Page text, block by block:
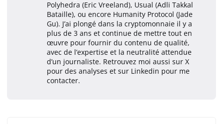
Polyhedra (Eric Vreeland), Usual (Adli Takkal
Bataille), ou encore Humanity Protocol (Jade
Gu). J’ai plongé dans la cryptomonnaie il y a
plus de 3 ans et continue de mettre tout en
œuvre pour fournir du contenu de qualité,
avec de l’expertise et la neutralité attendue
d’un journaliste. Retrouvez moi aussi sur X
pour des analyses et sur Linkedin pour me
contacter.